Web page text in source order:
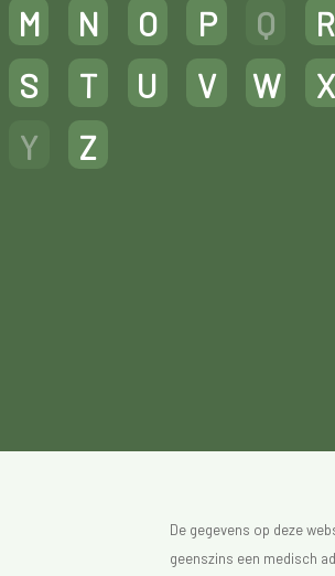
M
N O P Q
R
S
T U V W
X
Y
Z
De gegevens op deze
geenszins een medisch